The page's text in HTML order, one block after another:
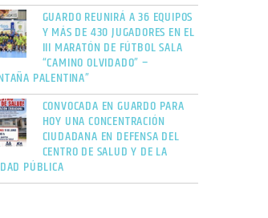
GUARDO REUNIRÁ A 36 EQUIPOS
Y MÁS DE 430 JUGADORES EN EL
III MARATÓN DE FÚTBOL SALA
“CAMINO OLVIDADO” –
PALENTINA”
CONVOCADA EN GUARDO PARA
HOY UNA CONCENTRACIÓN
CIUDADANA EN DEFENSA DEL
CENTRO DE SALUD Y DE LA
PÚBLICA